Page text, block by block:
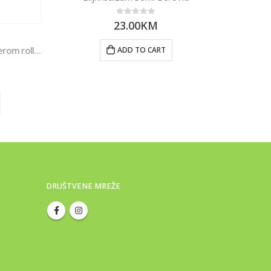
Dezodorans kristal s aloe verom roll on 50ml
out of 5
23.00KM
ADD TO CART
DRUŠTVENE MREŽE